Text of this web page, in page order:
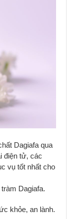
Dagiafa qua
điện tử, các
vụ tốt nhất cho
Dagiafa.
khỏe, an lành.